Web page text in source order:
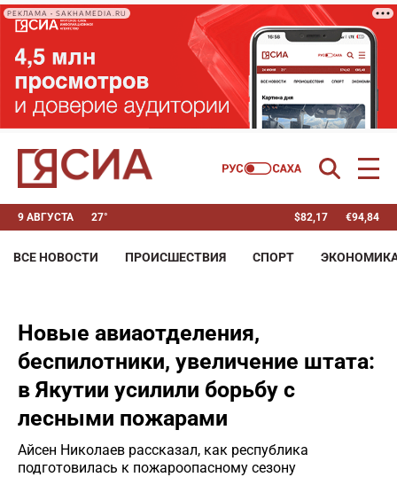
РЕКЛАМА • SAKHAMEDIA.RU
9 АВГУСТА 27° $82,17 €94,84
ВСЕ НОВОСТИ ПРОИСШЕСТВИЯ СПОРТ
Новые авиаотделения,
беспилотники, увеличение штата:
в Якутии усилили борьбу с
лесными пожарами
Айсен Николаев рассказал, как республика
подготовилась к пожароопасному сезону